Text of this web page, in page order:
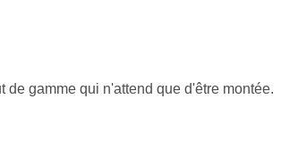
gamme qui n'attend que d'être montée.